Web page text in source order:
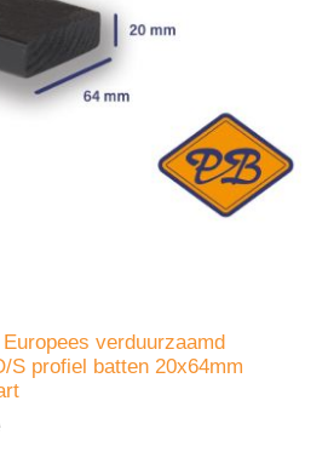
verduurzaamd
S profiel batten 20x64mm